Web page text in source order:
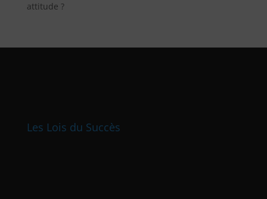
attitude ?
Les Lois du Succès